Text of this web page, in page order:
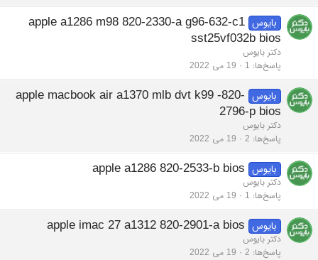
بایوس apple a1286 m98 820-2330-a g96-632-c1
sst25vf032b bios
دکتر بایوس
پاسخ‌ها 1 19 می 2022
بایوس apple macbook air a1370 mlb dvt k99 -820-
2796-p bios
دکتر بایوس
پاسخ‌ها 2 19 می 2022
بایوس apple a1286 820-2533-b bios
دکتر بایوس
پاسخ‌ها 1 19 می 2022
بایوس apple imac 27 a1312 820-2901-a bios
دکتر بایوس
پاسخ‌ها 2 19 می 2022